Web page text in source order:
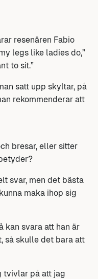
resenären Fabio
legs like ladies do,”
to sit.”
satt upp skyltar, på
rekommenderar att
bresar, eller sitter
svar, men det bästa
maka ihop sig
kan svara att han är
så skulle det bara att
tvivlar på att jag